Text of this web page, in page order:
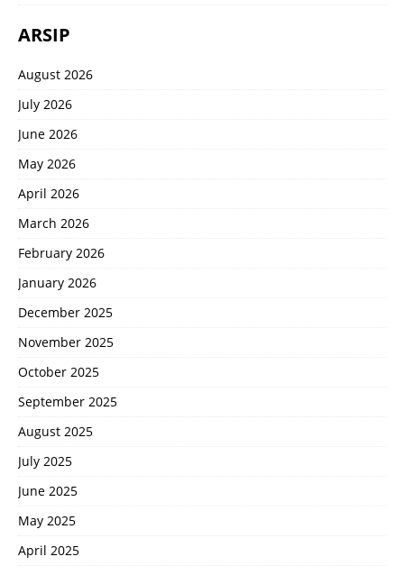
ARSIP
August 2026
July 2026
June 2026
May 2026
April 2026
March 2026
February 2026
January 2026
December 2025
November 2025
October 2025
September 2025
August 2025
July 2025
June 2025
May 2025
April 2025